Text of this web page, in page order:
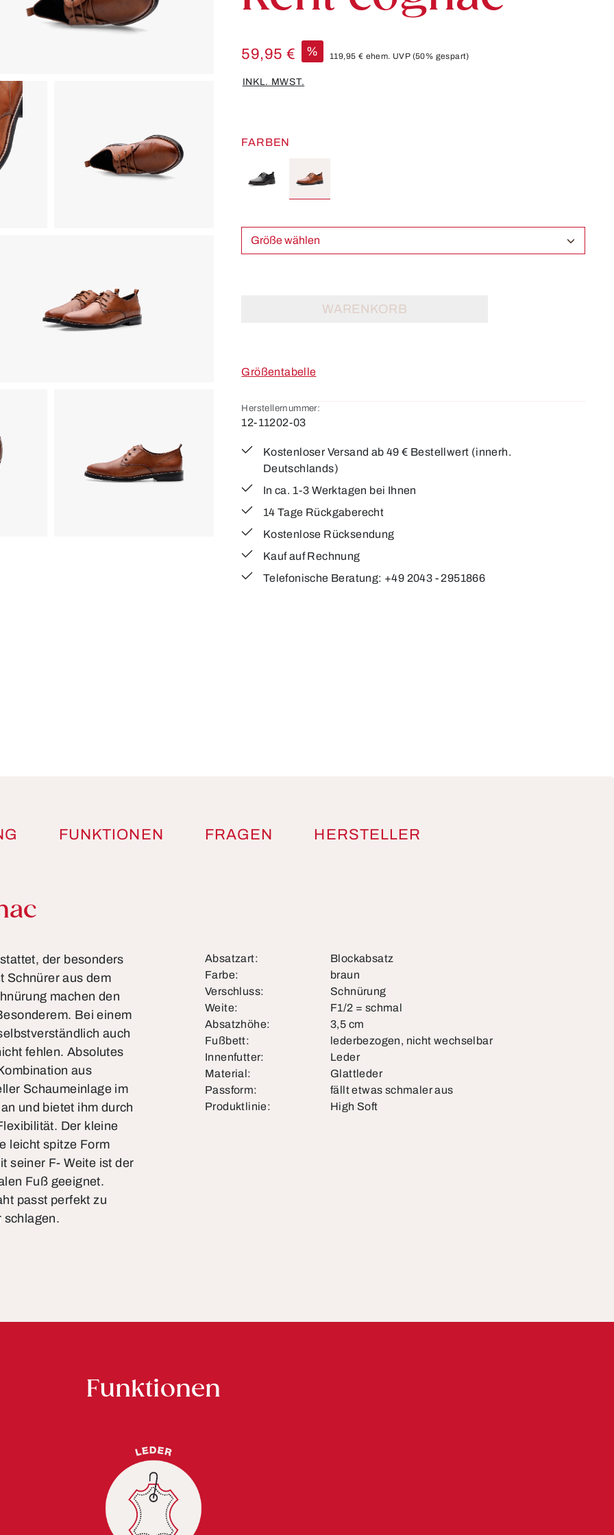
59,95 € % 119,95 € ehem. UVP (50% gespart)
INKL. MWST.
FARBEN
Größe wählen
WARENKORB
Größentabelle
Herstellernummer:
12-11202-03
Kostenloser Versand ab 49 € Bestellwert (innerh.
Deutschlands)
In ca. 1-3 Werktagen bei Ihnen
14 Tage Rückgaberecht
Kostenlose Rücksendung
Kauf auf Rechnung
Telefonische Beratung: +49 2043 - 2951866
FUNKTIONEN FRAGEN HERSTELLER
der besonders
Schnürer aus dem
machen den
Bei einem
auch
fehlen. Absolutes
aus
Schaumeinlage im
und bietet ihm durch
Der kleine
leicht spitze Form
seiner F- Weite ist der
Fuß geeignet.
passt perfekt zu
schlagen.
Absatzart:
Blockabsatz
Farbe:
braun
Verschluss:
Schnürung
Weite:
F1/2 = schmal
Absatzhöhe:
3,5 cm
Fußbett:
lederbezogen, nicht wechselbar
Innenfutter:
Leder
Material:
Glattleder
Passform:
fällt etwas schmaler aus
Produktlinie:
High Soft
Funktionen